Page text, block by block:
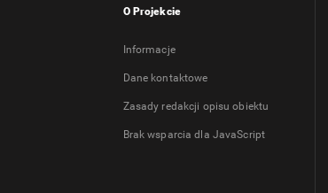
O Projekcie
Informacje
Dane kontaktowe
Zasady redakcji opisu obiektu
Brak wsparcia dla JavaScript